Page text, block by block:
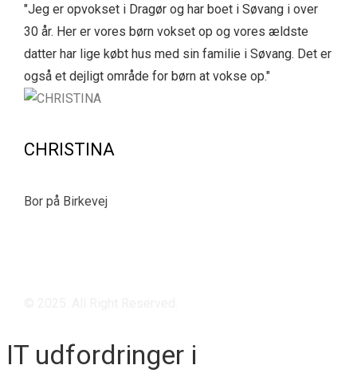
"Jeg er opvokset i Dragør og har boet i Søvang i over
30 år. Her er vores børn vokset op og vores ældste
datter har lige købt hus med sin familie i Søvang. Det er
også et dejligt område for børn at vokse op."
CHRISTINA
Bor på Birkevej
IT udfordringer i